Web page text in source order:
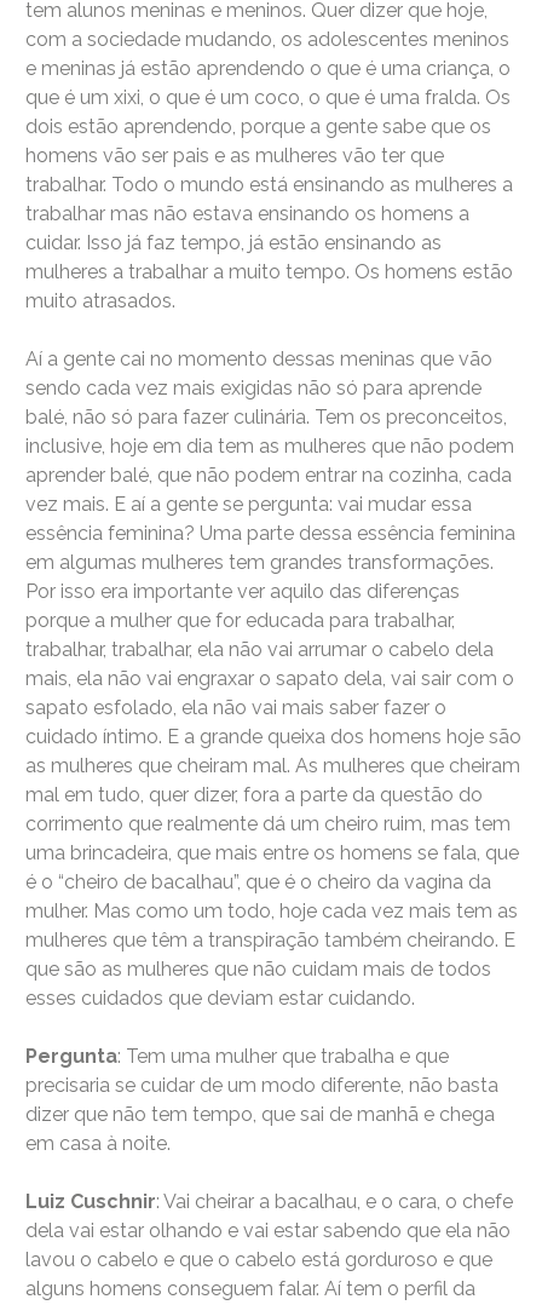
tem alunos meninas e meninos. Quer dizer que hoje,
com a sociedade mudando, os adolescentes meninos
e meninas já estão aprendendo o que é uma criança, o
que é um xixi, o que é um coco, o que é uma fralda. Os
dois estão aprendendo, porque a gente sabe que os
homens vão ser pais e as mulheres vão ter que
trabalhar. Todo o mundo está ensinando as mulheres a
trabalhar mas não estava ensinando os homens a
cuidar. Isso já faz tempo, já estão ensinando as
mulheres a trabalhar a muito tempo. Os homens estão
muito atrasados.
Aí a gente cai no momento dessas meninas que vão
sendo cada vez mais exigidas não só para aprende
balé, não só para fazer culinária. Tem os preconceitos,
inclusive, hoje em dia tem as mulheres que não podem
aprender balé, que não podem entrar na cozinha, cada
vez mais. E aí a gente se pergunta: vai mudar essa
essência feminina? Uma parte dessa essência feminina
em algumas mulheres tem grandes transformações.
Por isso era importante ver aquilo das diferenças
porque a mulher que for educada para trabalhar,
trabalhar, trabalhar, ela não vai arrumar o cabelo dela
mais, ela não vai engraxar o sapato dela, vai sair com o
sapato esfolado, ela não vai mais saber fazer o
cuidado íntimo. E a grande queixa dos homens hoje são
as mulheres que cheiram mal. As mulheres que cheiram
mal em tudo, quer dizer, fora a parte da questão do
corrimento que realmente dá um cheiro ruim, mas tem
uma brincadeira, que mais entre os homens se fala, que
é o “cheiro de bacalhau”, que é o cheiro da vagina da
mulher. Mas como um todo, hoje cada vez mais tem as
mulheres que têm a transpiração também cheirando. E
que são as mulheres que não cuidam mais de todos
esses cuidados que deviam estar cuidando.
Pergunta: Tem uma mulher que trabalha e que
precisaria se cuidar de um modo diferente, não basta
dizer que não tem tempo, que sai de manhã e chega
em casa à noite.
Luiz Cuschnir: Vai cheirar a bacalhau, e o cara, o chefe
dela vai estar olhando e vai estar sabendo que ela não
lavou o cabelo e que o cabelo está gorduroso e que
alguns homens conseguem falar. Aí tem o perfil da